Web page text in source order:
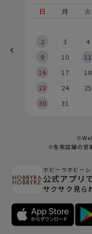
日
月 火
2
3 4
9
10 11
16
17 18
23
24 25
30
31
※各実店舗の営
ホビーラホビーレ
公式アプリ
サクサク見ら